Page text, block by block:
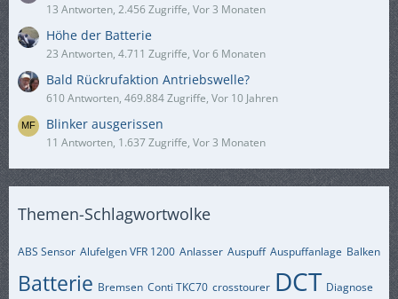
13 Antworten, 2.456 Zugriffe, Vor 3 Monaten
Höhe der Batterie
23 Antworten, 4.711 Zugriffe, Vor 6 Monaten
Bald Rückrufaktion Antriebswelle?
610 Antworten, 469.884 Zugriffe, Vor 10 Jahren
Blinker ausgerissen
11 Antworten, 1.637 Zugriffe, Vor 3 Monaten
Themen-Schlagwortwolke
ABS Sensor Alufelgen VFR 1200 Anlasser Auspuff Auspuffanlage Balken
Batterie Bremsen Conti TKC70 crosstourer DCT Diagnose